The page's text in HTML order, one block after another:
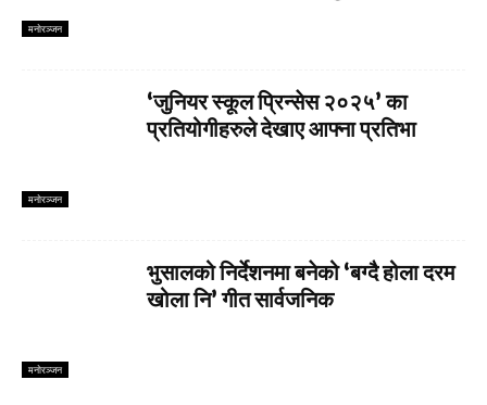
मनाेरञ्जन
मनाेरञ्जन
‘जुनियर स्कूल प्रिन्सेस २०२५’ का
प्रतियोगीहरुले देखाए आफ्ना प्रतिभा
मनाेरञ्जन
भुसालको निर्देशनमा बनेको ‘बग्दै होला दरम
खोला नि’ गीत सार्वजनिक